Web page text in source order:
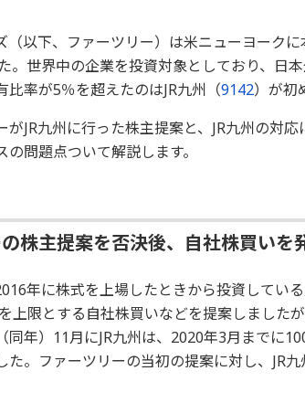
（以下、ファーツリー）は米ニューヨーク
。世界中の企業を投資対象としており、日本
比率が5％を超えたのはJR九州（9142）が初
JR九州に行った株主提案と、JR九州の対
問題点ついて解説します。
株主提案を否決後、自社株買いを
年に株式を上場したときから投資してい
上限とする自社株買いなどを提案しました
同年）11月にJR九州は、2020年3月までに
た。ファーツリーの当初の提案に対し、JR